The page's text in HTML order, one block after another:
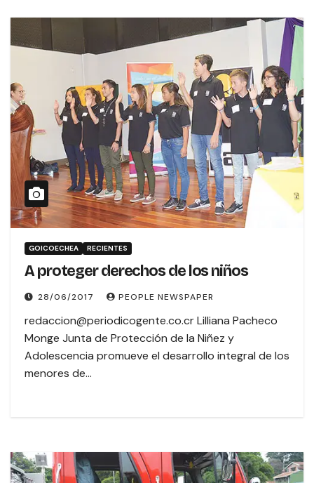
GOICOECHEA RECIENTES
A proteger derechos de los niños
28/06/2017 PEOPLE NEWSPAPER
redaccion@periodicogente.co.cr Lilliana Pacheco
Monge Junta de Protección de la Niñez y
Adolescencia promueve el desarrollo integral de los
menores de…